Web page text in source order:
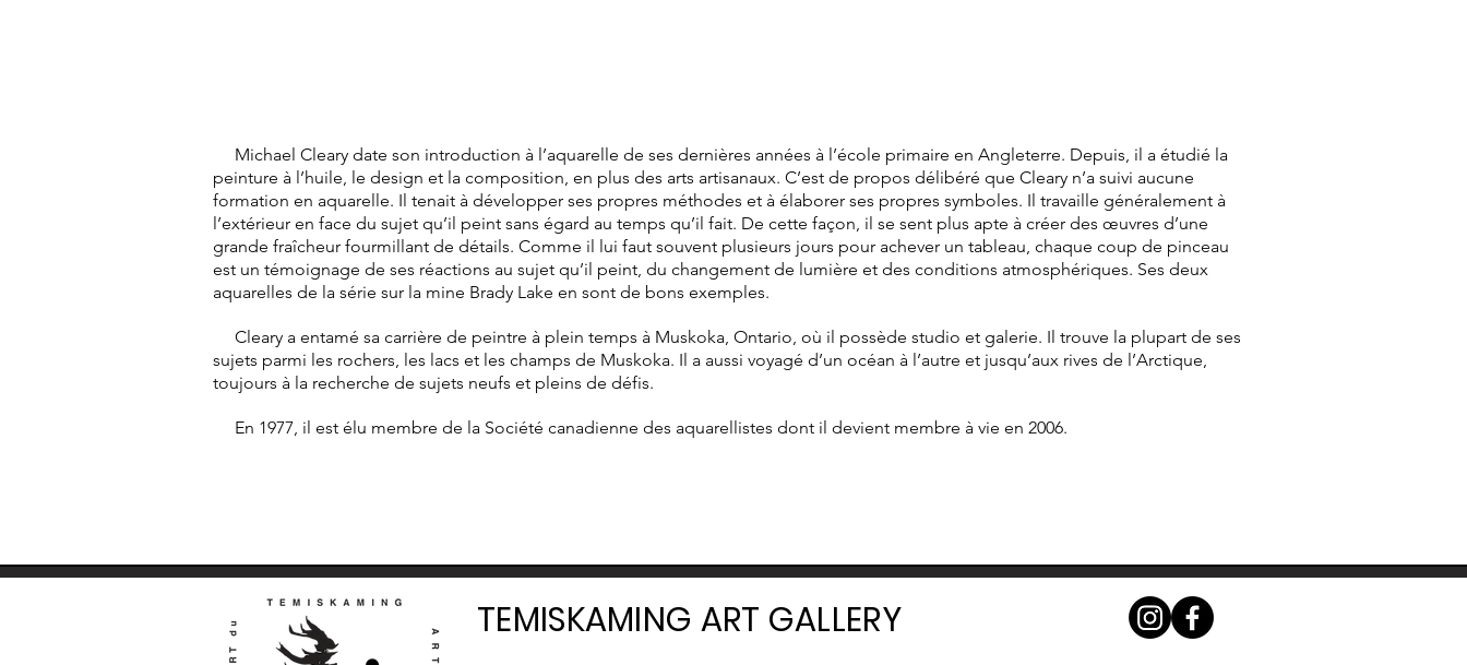
Michael Cleary date son introduction à l’aquarelle de ses dernières années à l’école primaire en Angleterre. Depuis, il a étudié la
peinture à l’huile, le design et la composition, en plus des arts artisanaux. C’est de propos délibéré que Cleary n’a suivi aucune
formation en aquarelle. Il tenait à développer ses propres méthodes et à élaborer ses propres symboles. Il travaille généralement à
l’extérieur en face du sujet qu’il peint sans égard au temps qu’il fait. De cette façon, il se sent plus apte à créer des œuvres d’une
grande fraîcheur fourmillant de détails. Comme il lui faut souvent plusieurs jours pour achever un tableau, chaque coup de pinceau
est un témoignage de ses réactions au sujet qu’il peint, du changement de lumière et des conditions atmosphériques. Ses deux
aquarelles de la série sur la mine Brady Lake en sont de bons exemples.
Cleary a entamé sa carrière de peintre à plein temps à Muskoka, Ontario, où il possède studio et galerie. Il trouve la plupart de ses
sujets parmi les rochers, les lacs et les champs de Muskoka. Il a aussi voyagé d’un océan à l’autre et jusqu’aux rives de l’Arctique,
toujours à la recherche de sujets neufs et pleins de défis.
En 1977, il est élu membre de la Société canadienne des aquarellistes dont il devient membre à vie en 2006.
TEMISKAMING ART GALLERY